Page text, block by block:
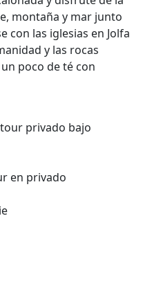
montaña y mar junto
con las iglesias en Jolfa
y las rocas
poco de té con
privado bajo
en privado